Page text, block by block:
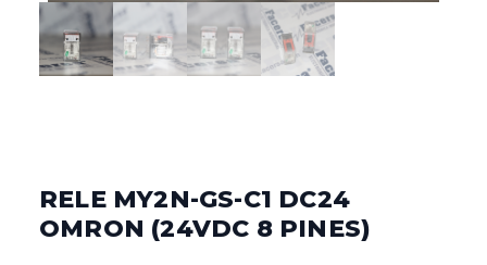
RELE MY2N-GS-C1 DC24
OMRON (24VDC 8 PINES)